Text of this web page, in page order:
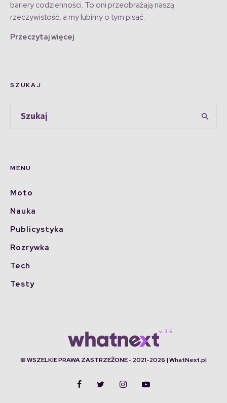
bariery codzienności. To oni przeobrażają naszą
rzeczywistość, a my lubimy o tym pisać.
Przeczytaj więcej
SZUKAJ
MENU
Moto
Nauka
Publicystyka
Rozrywka
Tech
Testy
© WSZELKIE PRAWA ZASTRZEŻONE - 2021-2026 | WhatNext.pl